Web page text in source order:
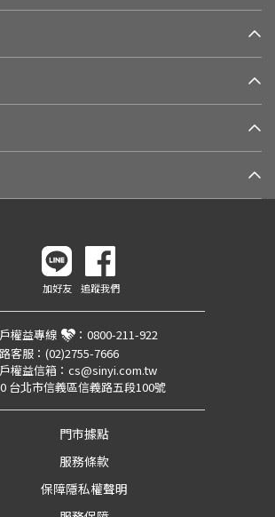
加好友 追蹤我們
權益專線 ： 0800-211-922
客服： (02)2755-7666
權益信箱： cs@sinyi.com.tw
台北市信義區信義路五段100號
門市據點
服務條款
保障隱私權聲明